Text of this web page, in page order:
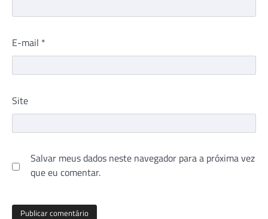
E-mail *
Site
Salvar meus dados neste navegador para a próxima vez
que eu comentar.